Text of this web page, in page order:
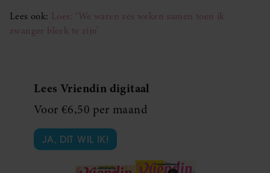
Lees ook: Loes: ‘We waren zes weken samen toen ik
zwanger bleek te zijn’
Lees Vriendin digitaal
Voor €6,50 per maand
JA, DIT WIL IK!